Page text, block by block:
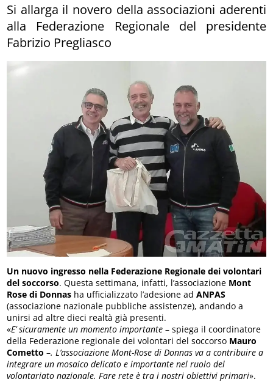
Si allarga il novero della associazioni aderenti
alla Federazione Regionale del presidente
Fabrizio Pregliasco
Un nuovo ingresso nella Federazione Regionale dei volontari
del soccorso. Questa settimana, infatti, l’associazione Mont
Rose di Donnas ha ufficializzato l’adesione adANPAS
(associazione nazionale pubbliche assistenze), andando a
unirsi ad altre dieci realtà già presenti.
«E’ sicuramente un momento importante – spiega il coordinatore
della Federazione regionale dei volontari del soccorso Mauro
Cometto –. L’associazione Mont-Rose di Donnas va a contribuire a
integrare un mosaico delicato e importante nel ruolo del
volontariato nazionale. Fare rete è tra i nostri obiettivi primari».